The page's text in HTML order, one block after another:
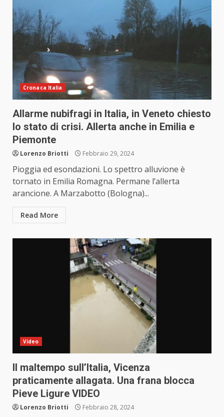
Cronaca Italia
Allarme nubifragi in Italia, in Veneto chiesto
lo stato di crisi. Allerta anche in Emilia e
Piemonte
Lorenzo Briotti Febbraio 29, 2024
Pioggia ed esondazioni. Lo spettro alluvione è
tornato in Emilia Romagna. Permane l’allerta
arancione. A Marzabotto (Bologna)...
Read More
Video
Il maltempo sull’Italia, Vicenza
praticamente allagata. Una frana blocca
Pieve Ligure VIDEO
Lorenzo Briotti Febbraio 28, 2024